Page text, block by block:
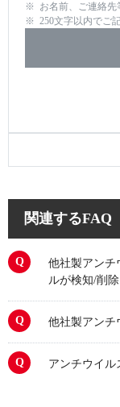
お名前、ご連絡
250文字以内でご
関連するFAQ
他社製アンチ
ルが検知/削
他社製アンチ
アンチウイル